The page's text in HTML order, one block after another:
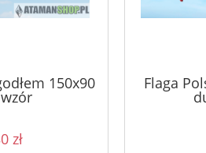
150x90
zł
Flaga